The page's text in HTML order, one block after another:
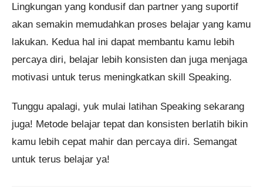
Lingkungan yang kondusif dan partner yang suportif
akan semakin memudahkan proses belajar yang kamu
lakukan. Kedua hal ini dapat membantu kamu lebih
percaya diri, belajar lebih konsisten dan juga menjaga
motivasi untuk terus meningkatkan skill Speaking.
Tunggu apalagi, yuk mulai latihan Speaking sekarang
juga! Metode belajar tepat dan konsisten berlatih bikin
kamu lebih cepat mahir dan percaya diri. Semangat
untuk terus belajar ya!